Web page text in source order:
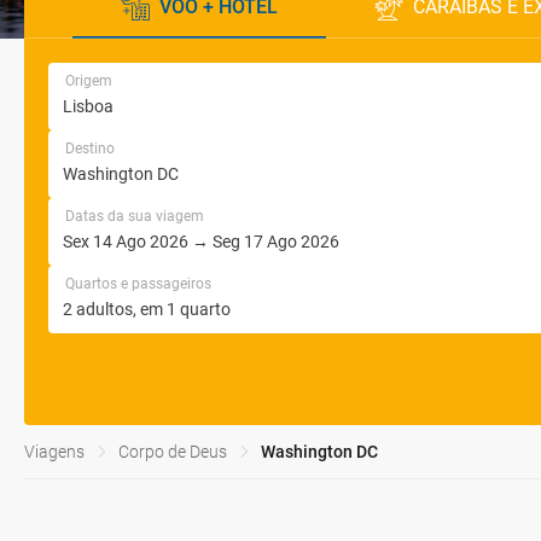
VOO + HOTEL CARAÍBAS E
Origem
Destino
Datas da sua viagem
Quartos e passageiros
Viagens Corpo de Deus Washington DC